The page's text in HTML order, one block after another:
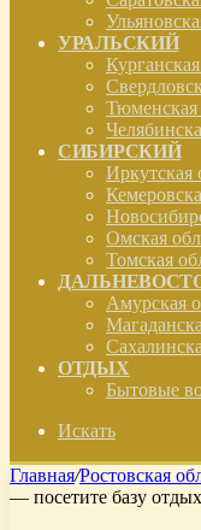
УРАЛЬСКИЙ
Тюменская
СИБИРСКИЙ
Иркутская
Омская
Томская
Амурская
ОТДЫХ
Бытовые
Искать
Главная/Ростовская
— посетите базу